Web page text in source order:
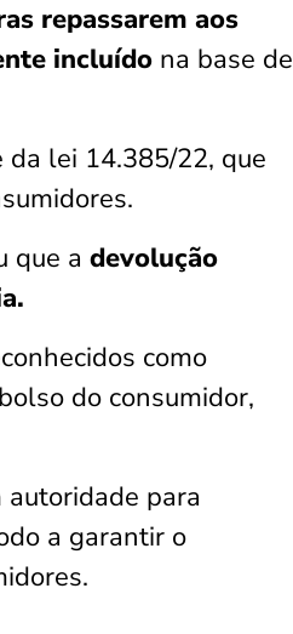
repassarem aos
incluído na base de
lei 14.385/22, que
que a devolução
como
do consumidor,
autoridade para
a garantir o